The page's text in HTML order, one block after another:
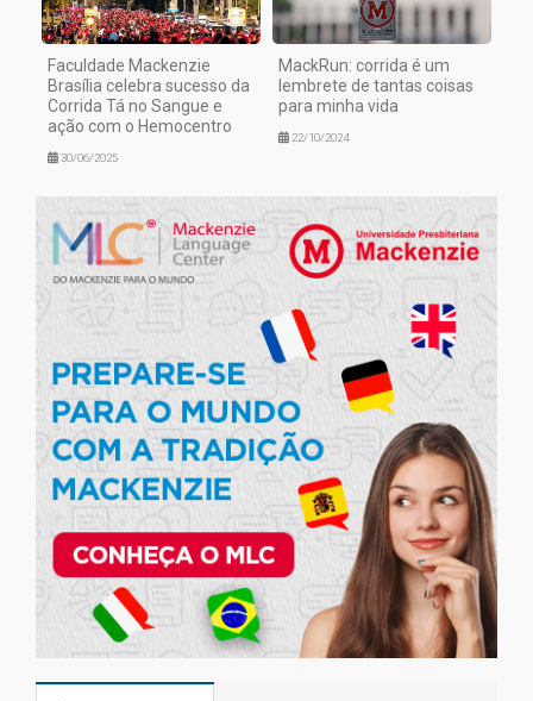
Faculdade Mackenzie
Brasília celebra sucesso da
Corrida Tá no Sangue e
ação com o Hemocentro
30/06/2025
MackRun: corrida é um
lembrete de tantas coisas
para minha vida
22/10/2024